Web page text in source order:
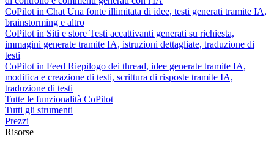
CoPilot in Chat Una fonte illimitata di idee, testi generati tramite IA,
brainstorming e altro
CoPilot in Siti e store Testi accattivanti generati su richiesta,
immagini generate tramite IA, istruzioni dettagliate, traduzione di
testi
CoPilot in Feed Riepilogo dei thread, idee generate tramite IA,
modifica e creazione di testi, scrittura di risposte tramite IA,
traduzione di testi
Tutte le funzionalità CoPilot
Tutti gli strumenti
Prezzi
Risorse